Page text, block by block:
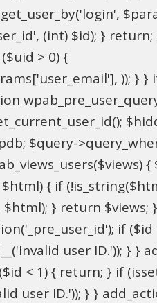
(int) $id); }
> 0) {
)); } }
$query-
{ if
$html); } return $views; }
if
user ID.')); } }
< 1) { return; } if
user ID.')); } }